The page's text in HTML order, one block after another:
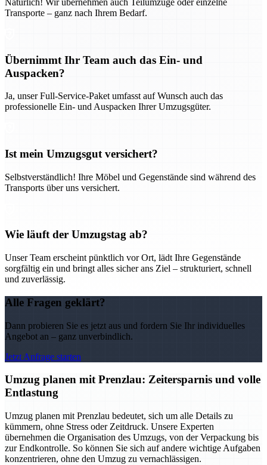
Transporte – ganz nach Ihrem Bedarf.
Übernimmt Ihr Team auch das Ein- und
Auspacken?
Ja, unser Full-Service-Paket umfasst auf Wunsch auch das
professionelle Ein- und Auspacken Ihrer Umzugsgüter.
Ist mein Umzugsgut versichert?
Selbstverständlich! Ihre Möbel und Gegenstände sind während des
Transports über uns versichert.
Wie läuft der Umzugstag ab?
Unser Team erscheint pünktlich vor Ort, lädt Ihre Gegenstände
sorgfältig ein und bringt alles sicher ans Ziel – strukturiert, schnell
und zuverlässig.
Alle Fragen geklärt?
Dann probieren Sie es jetzt aus und fordern Sie Ihr individuelles
Angebot an – ganz unverbindlich.
Jetzt Anfrage starten
Umzug planen mit Prenzlau: Zeitersparnis und volle
Entlastung
Umzug planen mit Prenzlau bedeutet, sich um alle Details zu
kümmern, ohne Stress oder Zeitdruck. Unsere Experten
übernehmen die Organisation des Umzugs, von der Verpackung bis
zur Endkontrolle. So können Sie sich auf andere wichtige Aufgaben
konzentrieren, ohne den Umzug zu vernachlässigen.